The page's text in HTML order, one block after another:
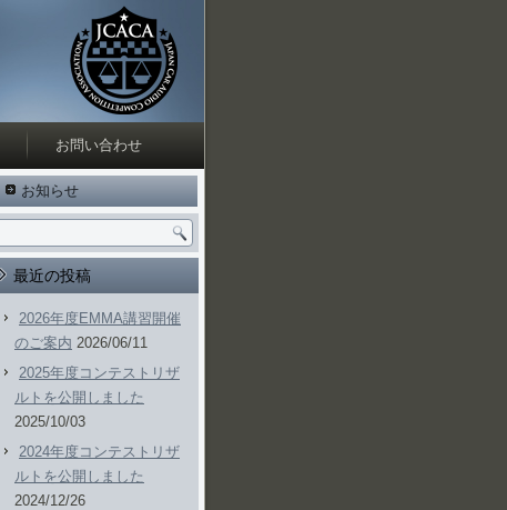
お問い合わせ
お知らせ
最近の投稿
2026年度EMMA講習開催
のご案内 2026/06/11
2025年度コンテストリザ
ルトを公開しました
2025/10/03
2024年度コンテストリザ
ルトを公開しました
2024/12/26